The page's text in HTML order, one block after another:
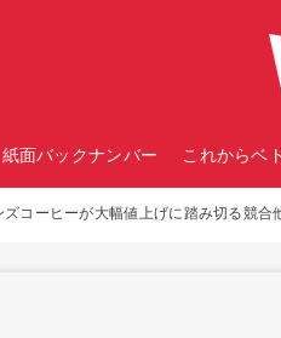
紙面バックナンバー これからベ
ズコーヒーが大幅値上げに踏み切る競